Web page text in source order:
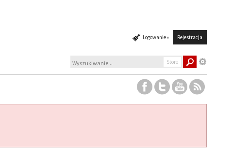
Logowanie » Rejestracja
Store